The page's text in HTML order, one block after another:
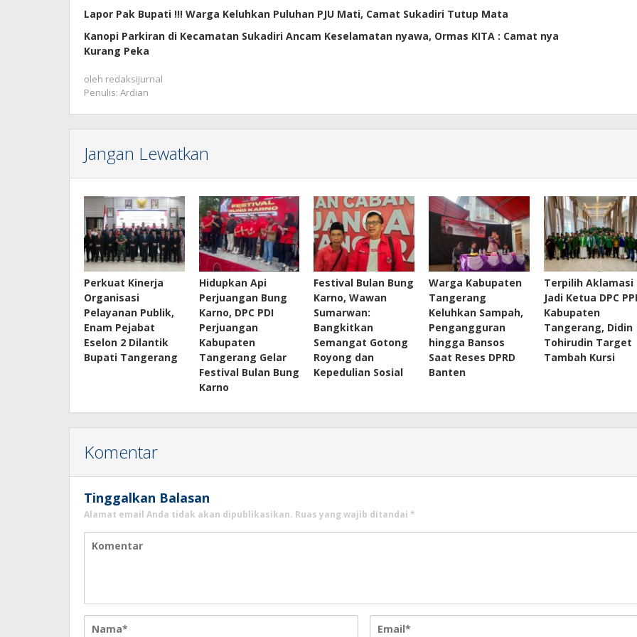
Lapor Pak Bupati !!! Warga Keluhkan Puluhan PJU Mati, Camat Sukadiri Tutup Mata
Kanopi Parkiran di Kecamatan Sukadiri Ancam Keselamatan nyawa, Ormas KITA : Camat nya
Kurang Peka
oleh redaksijurnal
Penulis: Ardian
Jangan Lewatkan
Perkuat Kinerja
Organisasi
Pelayanan Publik,
Enam Pejabat
Eselon 2 Dilantik
Bupati Tangerang
Hidupkan Api
Perjuangan Bung
Karno, DPC PDI
Perjuangan
Kabupaten
Tangerang Gelar
Festival Bulan Bung
Karno
Festival Bulan Bung
Karno, Wawan
Sumarwan:
Bangkitkan
Semangat Gotong
Royong dan
Kepedulian Sosial
Warga Kabupaten
Tangerang
Keluhkan Sampah,
Pengangguran
hingga Bansos
Saat Reses DPRD
Banten
Terpilih Aklamasi
Jadi Ketua DPC
Kabupaten
Tangerang, Didin
Tohirudin Target
Tambah Kursi
Komentar
Tinggalkan Balasan
Alamat email Anda tidak akan dipublikasikan. Ruas yang wajib ditandai *